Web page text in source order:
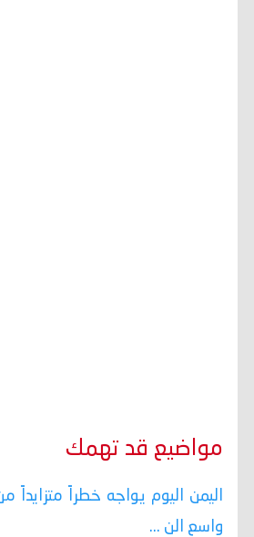
مواضيع قد تهمك
اليمن اليوم يواجه خطراً متزايداً
واسع الن ...